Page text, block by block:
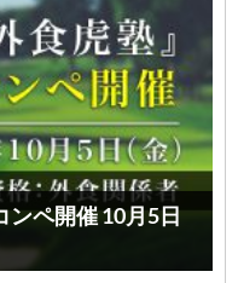
ンペ開催 10月5日